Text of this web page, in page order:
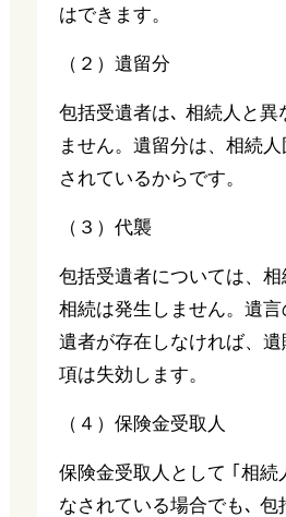
はできます。
（２）遺留分
包括受遺者は､ 相続人と異
ません。遺留分は、相続
されているからです。
（３）代襲
包括受遺者については、
相続は発生しません。遺
遺者が存在しなければ、
項は失効します。
（４）保険金受取人
保険金受取人として ｢相続
なされている場合でも､ 包